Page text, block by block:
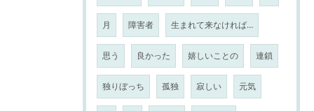
月 障害者 生まれて来なければ…
思う 良かった 嬉しいことの 連鎖
独りぼっち 孤独 寂しい 元気